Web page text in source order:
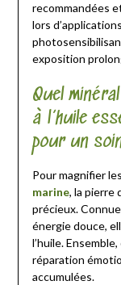
recommandées
lors
exposition
Quel
à l’huile
pour un
Pour magnifier
marine, la pierre
précieux.
énergie douce,
l’huile.
réparation
accumulées.